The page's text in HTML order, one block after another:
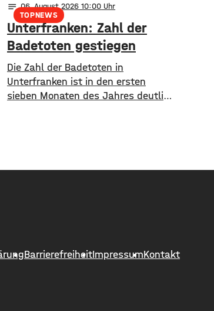
TOPNEWS
notes 06. August 2026 10:00
Unterfranken: Zahl der
Badetoten gestiegen
Die Zahl der Badetoten in
Unterfranken ist in den ersten
sieben Monaten des Jahres deutlich
waren es drei. Diese Zahlen teilte
BarrierefreiheitImpressumKontakt